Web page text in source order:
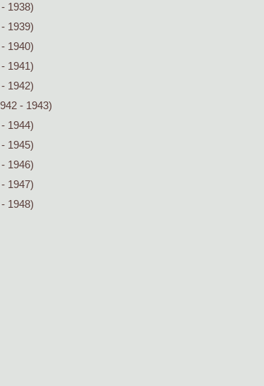
1938)
1939)
1940)
1941)
1942)
- 1943)
1944)
1945)
1946)
1947)
1948)